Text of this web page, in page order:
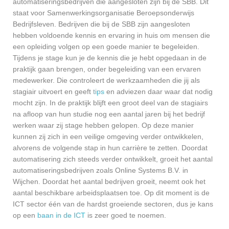
staat voor Samenwerkingsorganisatie Beroepsonderwijs
Bedrijfsleven. Bedrijven die bij de SBB zijn aangesloten
hebben voldoende kennis en ervaring in huis om mensen die
een opleiding volgen op een goede manier te begeleiden.
Tijdens je stage kun je de kennis die je hebt opgedaan in de
praktijk gaan brengen, onder begeleiding van een ervaren
medewerker. Die controleert de werkzaamheden die jij als
stagiair uitvoert en geeft tips en adviezen daar waar dat nodig
mocht zijn. In de praktijk blijft een groot deel van de stagiairs
na afloop van hun studie nog een aantal jaren bij het bedrijf
werken waar zij stage hebben gelopen. Op deze manier
kunnen zij zich in een veilige omgeving verder ontwikkelen,
alvorens de volgende stap in hun carrière te zetten. Doordat
automatisering zich steeds verder ontwikkelt, groeit het aantal
automatiseringsbedrijven zoals Online Systems B.V. in
Wijchen. Doordat het aantal bedrijven groeit, neemt ook het
aantal beschikbare arbeidsplaatsen toe. Op dit moment is de
ICT sector één van de hardst groeiende sectoren, dus je kans
op een baan in de ICT is zeer goed te noemen.